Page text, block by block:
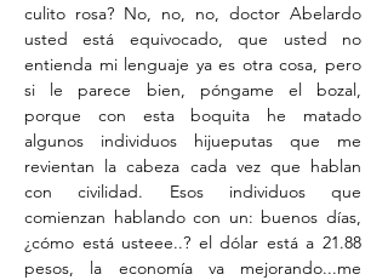
culito rosa? No, no, no, doctor Abelardo
usted está equivocado, que usted no
entienda mi lenguaje ya es otra cosa, pero
si le parece bien, póngame el bozal,
porque con esta boquita he matado
algunos individuos hijueputas que me
revientan la cabeza cada vez que hablan
con civilidad. Esos individuos que
comienzan hablando con un: buenos días,
¿cómo está usteee..? el dólar está a 21.88
pesos, la economía va mejorando...me